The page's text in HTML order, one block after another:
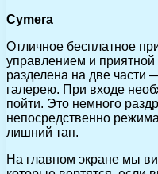
Cymera
Отличное бесплатное
управлением и
разделена на две части
галерею. При входе
пойти. Это немного
непосредственно
лишний тап.
На главном экране мы